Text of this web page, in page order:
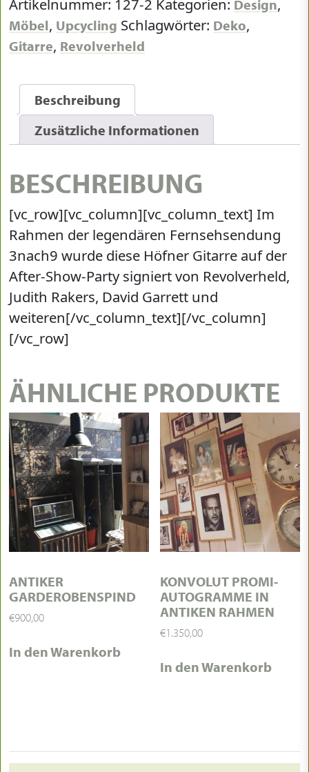
Artikelnummer: 127-2 Kategorien: Design,
Möbel, Upcycling Schlagwörter: Deko,
Gitarre, Revolverheld
Beschreibung
Zusätzliche Informationen
BESCHREIBUNG
[vc_row][vc_column][vc_column_text] Im
Rahmen der legendären Fernsehsendung
3nach9 wurde diese Höfner Gitarre auf der
After-Show-Party signiert von Revolverheld,
Judith Rakers, David Garrett und
weiteren[/vc_column_text][/vc_column]
[/vc_row]
ÄHNLICHE PRODUKTE
ANTIKER
GARDEROBENSPIND
€900,00
In den Warenkorb
KONVOLUT PROMI-
AUTOGRAMME IN
ANTIKEN RAHMEN
€1.350,00
In den Warenkorb